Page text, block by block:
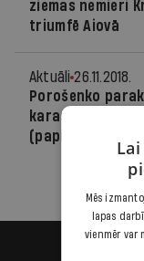
ziemas nemieri
triumfē Aiovā
Aktuāli 26.11.2018.
Porošenko
karastāvokļa
(papild.)
Mēs
lapas
vienmēr var